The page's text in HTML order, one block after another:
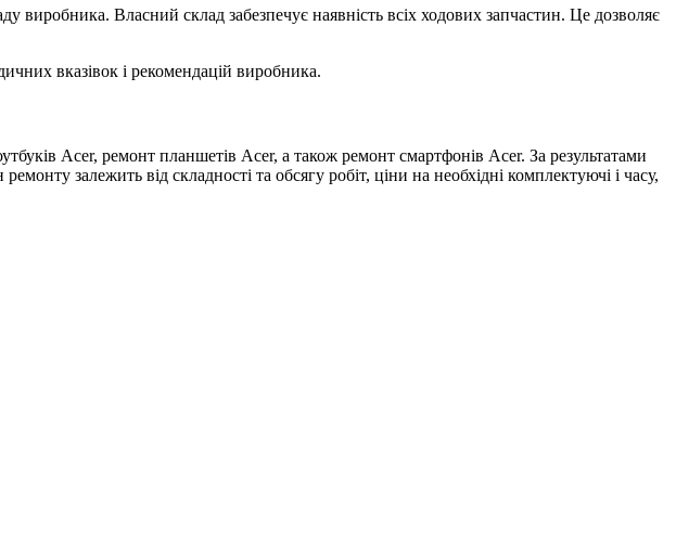
Власний склад забезпечує наявність всіх ходових запчастин. Це дозволяє
вказівок і рекомендацій виробника.
Acer, ремонт планшетів Acer, а також ремонт смартфонів Acer. За результатами
залежить від складності та обсягу робіт, ціни на необхідні комплектуючі і часу,